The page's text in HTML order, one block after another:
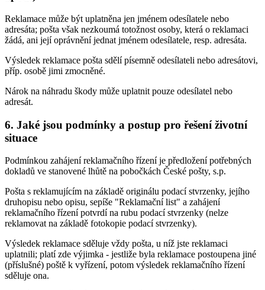
Reklamace může být uplatněna jen jménem odesílatele nebo
adresáta; pošta však nezkoumá totožnost osoby, která o reklamaci
žádá, ani její oprávnění jednat jménem odesílatele, resp. adresáta.
Výsledek reklamace pošta sdělí písemně odesílateli nebo adresátovi,
příp. osobě jimi zmocněné.
Nárok na náhradu škody může uplatnit pouze odesílatel nebo
adresát.
6. Jaké jsou podmínky a postup pro řešení životní
situace
Podmínkou zahájení reklamačního řízení je předložení potřebných
dokladů ve stanovené lhůtě na pobočkách České pošty, s.p.
Pošta s reklamujícím na základě originálu podací stvrzenky, jejího
druhopisu nebo opisu, sepíše "Reklamační list" a zahájení
reklamačního řízení potvrdí na rubu podací stvrzenky (nelze
reklamovat na základě fotokopie podací stvrzenky).
Výsledek reklamace sděluje vždy pošta, u níž jste reklamaci
uplatnili; platí zde výjimka - jestliže byla reklamace postoupena jiné
(příslušné) poště k vyřízení, potom výsledek reklamačního řízení
sděluje ona.